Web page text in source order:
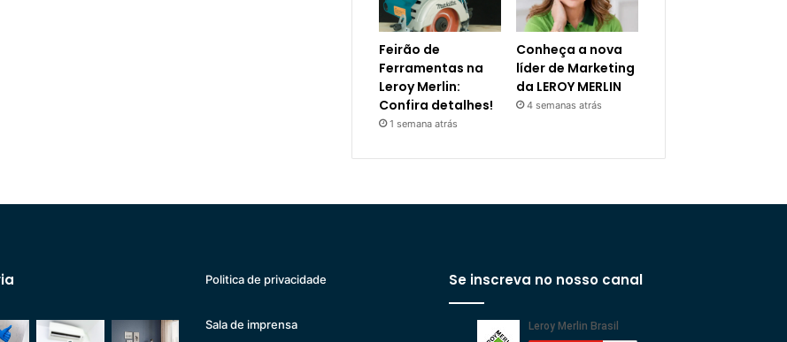
Feirão de
Ferramentas na
Leroy Merlin:
Confira detalhes!
1 semana atrás
Conheça a nova
líder de Marketing
da LEROY MERLIN
4 semanas atrás
Politica de privacidade
Sala de imprensa
Se inscreva no nosso canal